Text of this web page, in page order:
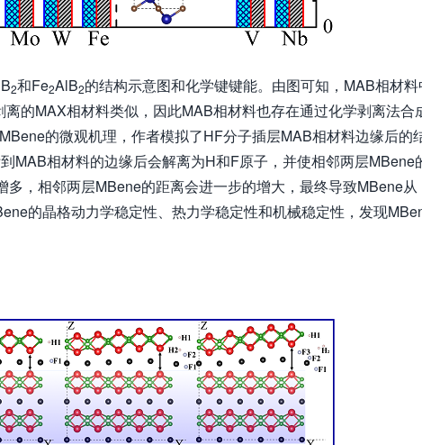
2和Fe2AlB2的结构示意图和化学键键能。由图可知，MAB相材
的MAX相材料类似，因此MAB相材料也存在通过化学剥离法合
的微观机理，作者模拟了HF分子插层MAB相材料边缘后的
MAB相材料的边缘后会解离为H和F原子，并使相邻两层MBene
，相邻两层MBene的距离会进一步的增大，最终导致MBene从
的晶格动力学稳定性、热力学稳定性和机械稳定性，发现